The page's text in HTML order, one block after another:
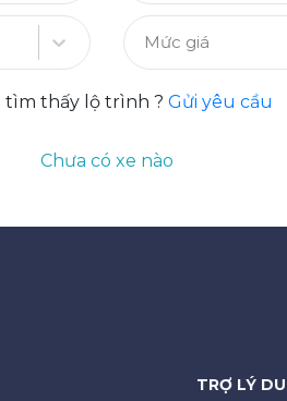
Mức giá
tìm thấy lộ trình ? Gửi yêu cầu
Chưa có xe nào
TRỢ LÝ